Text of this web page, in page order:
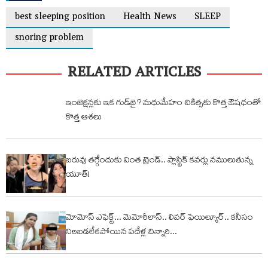
best sleeping position
Health News
SLEEP
snoring problem
RELATED ARTICLES
ఇంజెక్షన్లకు ఇక గుడ్‌బై? మధుమేహం చికిత్సకు కొత్త ఔషధంతో
కొత్త ఆశలు
బరువు తగ్గేందుకు వింత ట్రెండ్.. ప్లాస్టిక్ కవర్లు నములుతున్న
యూత్!
మోమోస్‌ ఎఫెక్ట్‌... మెమోరీలాస్‌.. లివర్‌ ఫెయిల్యూర్‌.. కనీసం
నిలబడలేకపోయిన పదేళ్ల చిన్నారి...